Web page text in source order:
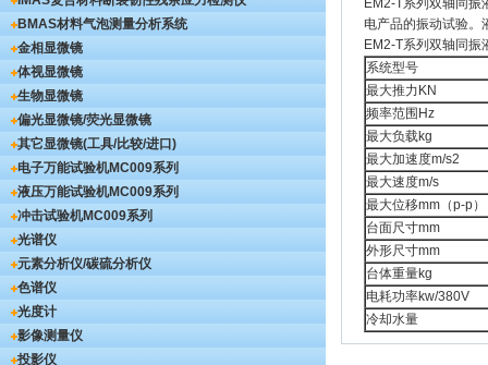
BMAS材料气泡测量分析系统
金相显微镜
体视显微镜
生物显微镜
偏光显微镜/荧光显微镜
其它显微镜(工具/比较/进口)
电子万能试验机MC009系列
液压万能试验机MC009系列
冲击试验机MC009系列
光谱仪
元素分析仪/碳硫分析仪
色谱仪
光度计
影像测量仪
投影仪
EM2-T系列双轴同
电产品的振动试验。
EM2-T系列双轴同振
系统型号
最大推力KN
频率范围Hz
最大负载kg
最大加速度m/s2
最大速度m/s
最大位移mm（p-p）
台面尺寸mm
外形尺寸mm
台体重量kg
电耗功率kw/380V
冷却水量